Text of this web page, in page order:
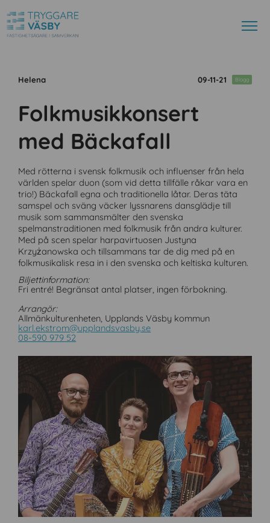
09-11-21
Folkmusikkonsert
med Bäckafall
Helena Blogg
L
a
d
d
a
n
e
d
s
o
m
P
F
Med rötterna i svensk folkmusik och influenser från hela
världen spelar duon (som vid detta tillfälle råkar vara en
trio!) Bäckafall egna och traditionella låtar. Deras täta
samspel och sväng väcker lyssnarens dansglädje till
musik som sammansmälter den svenska
spelmanstraditionen med folkmusik från andra kulturer.
Med på scen spelar harpavirtuosen Justyna
Krzyżanowska och tillsammans tar de dig med på en
folkmusikalisk resa in i den svenska och keltiska kulturen.
Biljettinformation:
Fri entré! Begränsat antal platser, ingen förbokning.
Arrangör:
Allmänkulturenheten, Upplands Väsby kommun
karl.ekstrom@upplandsvasby.se
08-590 979 52